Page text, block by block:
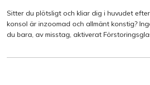
Sitter du plötsligt och kliar dig i huvudet
konsol är inzoomad och allmänt konstig?
du bara, av misstag, aktiverat